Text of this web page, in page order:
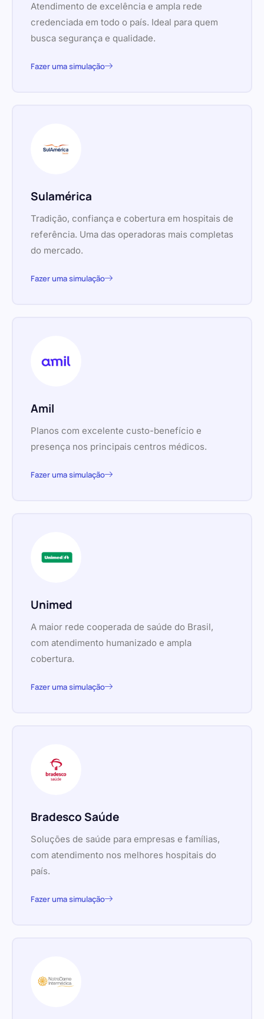
Atendimento de excelência e ampla rede
credenciada em todo o país. Ideal para quem
busca segurança e qualidade.
Fazer uma simulação
Sulamérica
Tradição, confiança e cobertura em hospitais de
referência. Uma das operadoras mais completas
do mercado.
Fazer uma simulação
Amil
Planos com excelente custo-benefício e
presença nos principais centros médicos.
Fazer uma simulação
Unimed
A maior rede cooperada de saúde do Brasil,
com atendimento humanizado e ampla
cobertura.
Fazer uma simulação
Bradesco Saúde
Soluções de saúde para empresas e famílias,
com atendimento nos melhores hospitais do
país.
Fazer uma simulação